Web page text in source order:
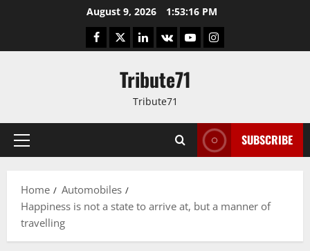
August 9, 2026 1:53:17 PM
Facebook
TwitterLinkedIn
VK YouTubeInstagram
Tribute71
Tribute71
Primary
SUBSCRIBE
Home
Automobiles
Happiness is not a state to arrive at, but a manner of
travelling